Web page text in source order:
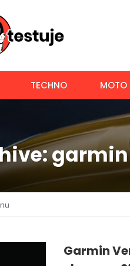
TECHNO MOTO
Garmin